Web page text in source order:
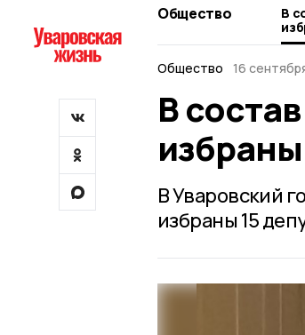
Общество
В
Общество 16
В
В Уваровский
избраны 15